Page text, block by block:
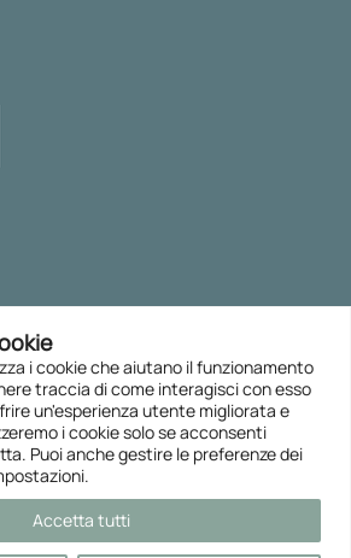
i cookie che aiutano il funzionamento
traccia di come interagisci con esso
un'esperienza utente migliorata e
i cookie solo se acconsenti
Puoi anche gestire le preferenze dei
Accetta tutti
DEI COOKIE
PRIVACY